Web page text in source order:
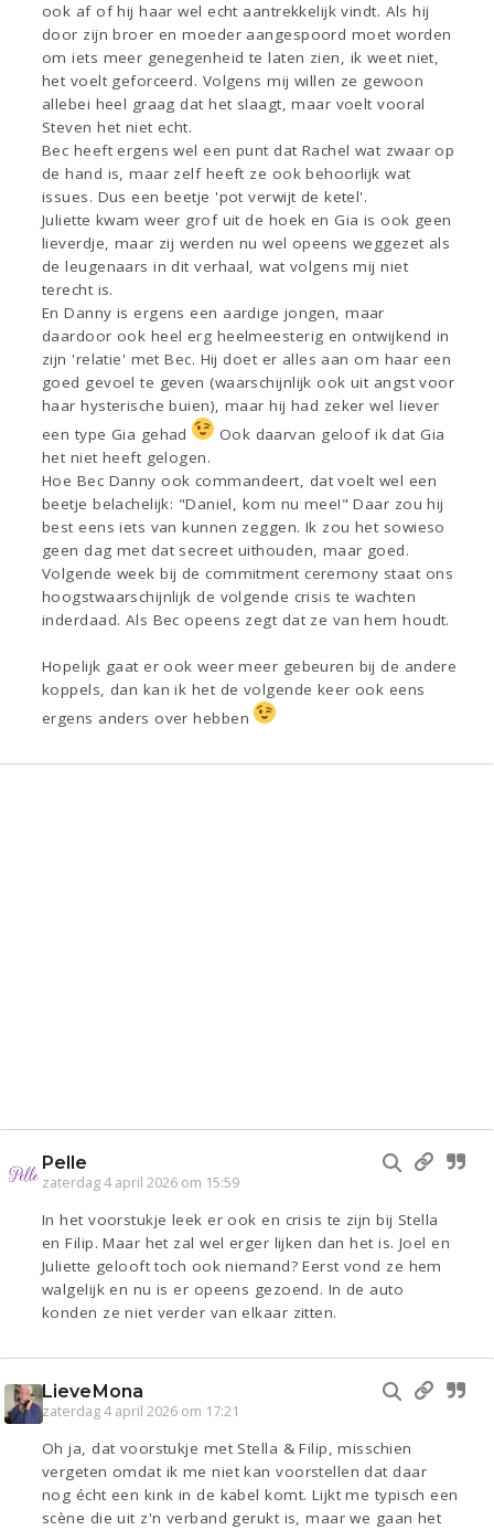
ook af of hij haar wel echt aantrekkelijk vindt. Als hij
door zijn broer en moeder aangespoord moet worden
om iets meer genegenheid te laten zien, ik weet niet,
het voelt geforceerd. Volgens mij willen ze gewoon
allebei heel graag dat het slaagt, maar voelt vooral
Steven het niet echt.
Bec heeft ergens wel een punt dat Rachel wat zwaar op
de hand is, maar zelf heeft ze ook behoorlijk wat
issues. Dus een beetje 'pot verwijt de ketel'.
Juliette kwam weer grof uit de hoek en Gia is ook geen
lieverdje, maar zij werden nu wel opeens weggezet als
de leugenaars in dit verhaal, wat volgens mij niet
terecht is.
En Danny is ergens een aardige jongen, maar
daardoor ook heel erg heelmeesterig en ontwijkend in
zijn 'relatie' met Bec. Hij doet er alles aan om haar een
goed gevoel te geven (waarschijnlijk ook uit angst voor
haar hysterische buien), maar hij had zeker wel liever
een type Gia gehad
Ook daarvan geloof ik dat Gia
het niet heeft gelogen.
Hoe Bec Danny ook commandeert, dat voelt wel een
beetje belachelijk: "Daniel, kom nu mee!" Daar zou hij
best eens iets van kunnen zeggen. Ik zou het sowieso
geen dag met dat secreet uithouden, maar goed.
Volgende week bij de commitment ceremony staat ons
hoogstwaarschijnlijk de volgende crisis te wachten
inderdaad. Als Bec opeens zegt dat ze van hem houdt.
Hopelijk gaat er ook weer meer gebeuren bij de andere
koppels, dan kan ik het de volgende keer ook eens
ergens anders over hebben
Pelle
zaterdag 4 april 2026 om 15:59
In het voorstukje leek er ook en crisis te zijn bij Stella
en Filip. Maar het zal wel erger lijken dan het is. Joel en
Juliette gelooft toch ook niemand? Eerst vond ze hem
walgelijk en nu is er opeens gezoend. In de auto
konden ze niet verder van elkaar zitten.
LieveMona
zaterdag 4 april 2026 om 17:21
Oh ja, dat voorstukje met Stella & Filip, misschien
vergeten omdat ik me niet kan voorstellen dat daar
nog écht een kink in de kabel komt. Lijkt me typisch een
scène die uit z'n verband gerukt is, maar we gaan het